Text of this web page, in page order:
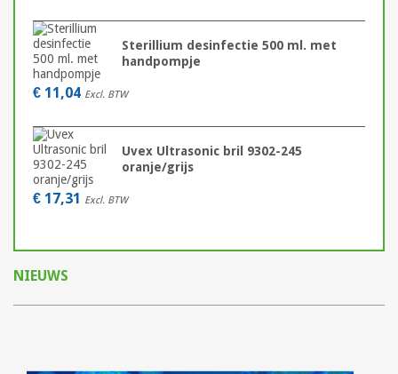
Sterillium desinfectie 500 ml. met
handpompje
€ 11,04 Excl. BTW
Uvex Ultrasonic bril 9302-245
oranje/grijs
€ 17,31 Excl. BTW
NIEUWS